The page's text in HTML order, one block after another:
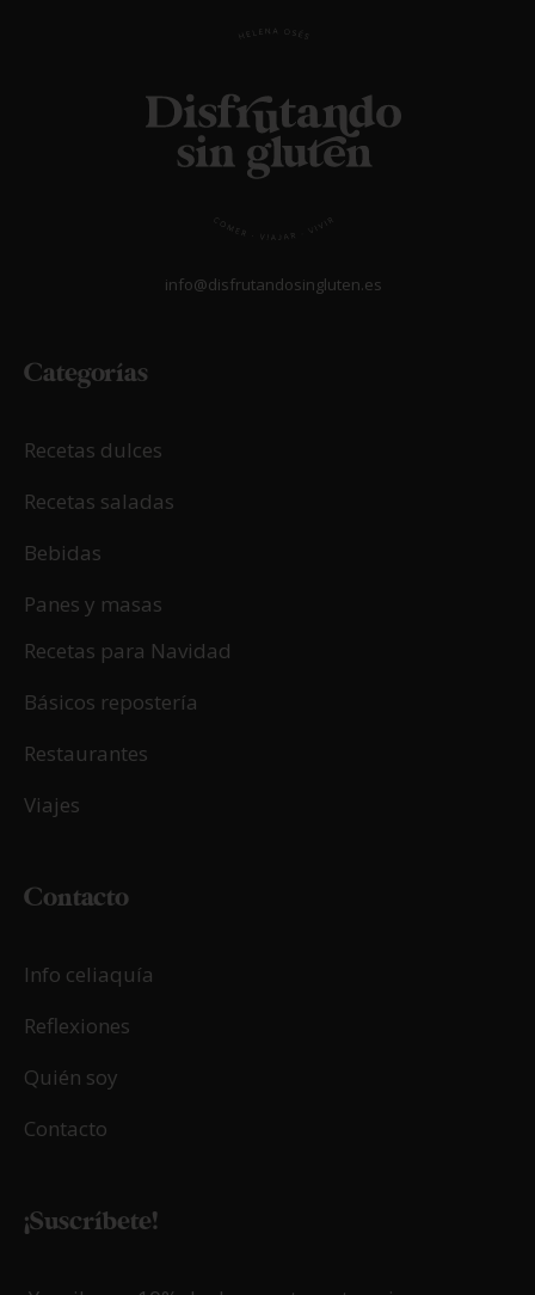
info@disfrutandosingluten.es
Categorías
Recetas dulces
Recetas saladas
Bebidas
Panes y masas
Recetas para Navidad
Básicos repostería
Restaurantes
Viajes
Contacto
Info celiaquía
Reflexiones
Quién soy
Contacto
¡Suscríbete!